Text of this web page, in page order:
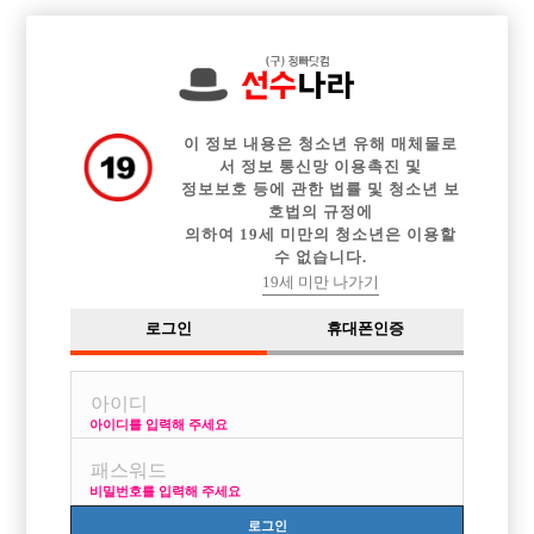
중빠 구인정보 아빠방 구인정보
이력서등록 이력서정보 커뮤니티 광고안내
이 정보 내용은 청소년 유해 매체물로
서 정보 통신망 이용촉진 및
정보보호 등에 관한 법률 및 청소년 보
호법의 규정에
의하여 19세 미만의 청소년은 이용할
수 없습니다.
19세 미만 나가기
로그인 휴대폰인증
아이디를 입력해 주세요
비밀번호를 입력해 주세요
로그인
관악구 거주 중인 선수 지원자입니다.